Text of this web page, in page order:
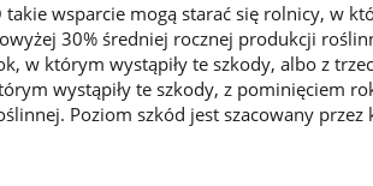
takie wsparcie mogą starać się rolnicy, w
30% średniej rocznej produkcji
w którym wystąpiły te szkody, albo z
wystąpiły te szkody, z pominięciem
Poziom szkód jest szacowany